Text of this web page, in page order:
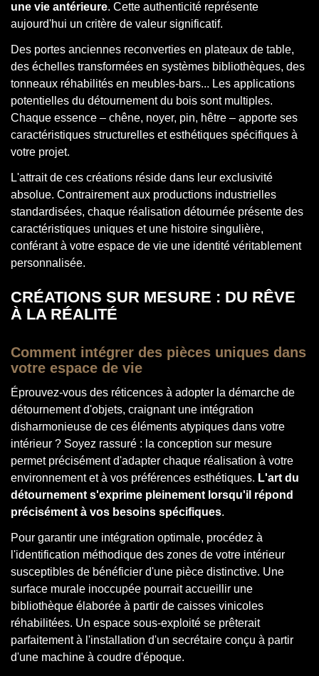
une vie antérieure. Cette authenticité représente
aujourd'hui un critère de valeur significatif.
Des portes anciennes reconverties en plateaux de table,
des échelles transformées en systèmes bibliothèques, des
tonneaux réhabilités en meubles-bars... Les applications
potentielles du détournement du bois sont multiples.
Chaque essence – chêne, noyer, pin, hêtre – apporte ses
caractéristiques structurelles et esthétiques spécifiques à
votre projet.
L'attrait de ces créations réside dans leur exclusivité
absolue. Contrairement aux productions industrielles
standardisées, chaque réalisation détournée présente des
caractéristiques uniques et une histoire singulière,
conférant à votre espace de vie une identité véritablement
personnalisée.
CRÉATIONS SUR MESURE : DU RÊVE
À LA RÉALITÉ
Comment intégrer des pièces uniques dans
votre espace de vie
Éprouvez-vous des réticences à adopter la démarche de
détournement d'objets, craignant une intégration
disharmonieuse de ces éléments atypiques dans votre
intérieur ? Soyez rassuré : la conception sur mesure
permet précisément d'adapter chaque réalisation à votre
environnement et à vos préférences esthétiques. L'art du
détournement s'exprime pleinement lorsqu'il répond
précisément à vos besoins spécifiques.
Pour garantir une intégration optimale, procédez à
l'identification méthodique des zones de votre intérieur
susceptibles de bénéficier d'une pièce distinctive. Une
surface murale inoccupée pourrait accueillir une
bibliothèque élaborée à partir de caisses vinicoles
réhabilitées. Un espace sous-exploité se prêterait
parfaitement à l'installation d'un secrétaire conçu à partir
d'une machine à coudre d'époque.